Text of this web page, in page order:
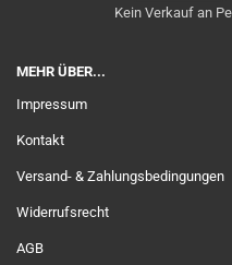
Kein Verkauf an
MEHR ÜBER...
Impressum
Kontakt
Versand- & Zahlungsbedingungen
Widerrufsrecht
AGB